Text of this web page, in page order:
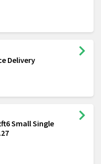
Delivery
Small Single